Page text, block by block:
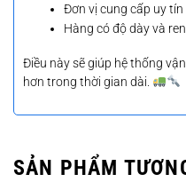
Đơn vị cung cấp uy tín
Hàng có độ dày và
Điều này sẽ giúp hệ thống
hơn trong thời gian dài.
SẢN PHẨM